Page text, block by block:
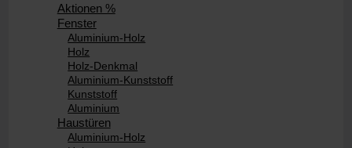
Aktionen %
Fenster
Aluminium-Holz
Holz
Holz-Denkmal
Aluminium-Kunststoff
Kunststoff
Aluminium
Haustüren
Aluminium-Holz